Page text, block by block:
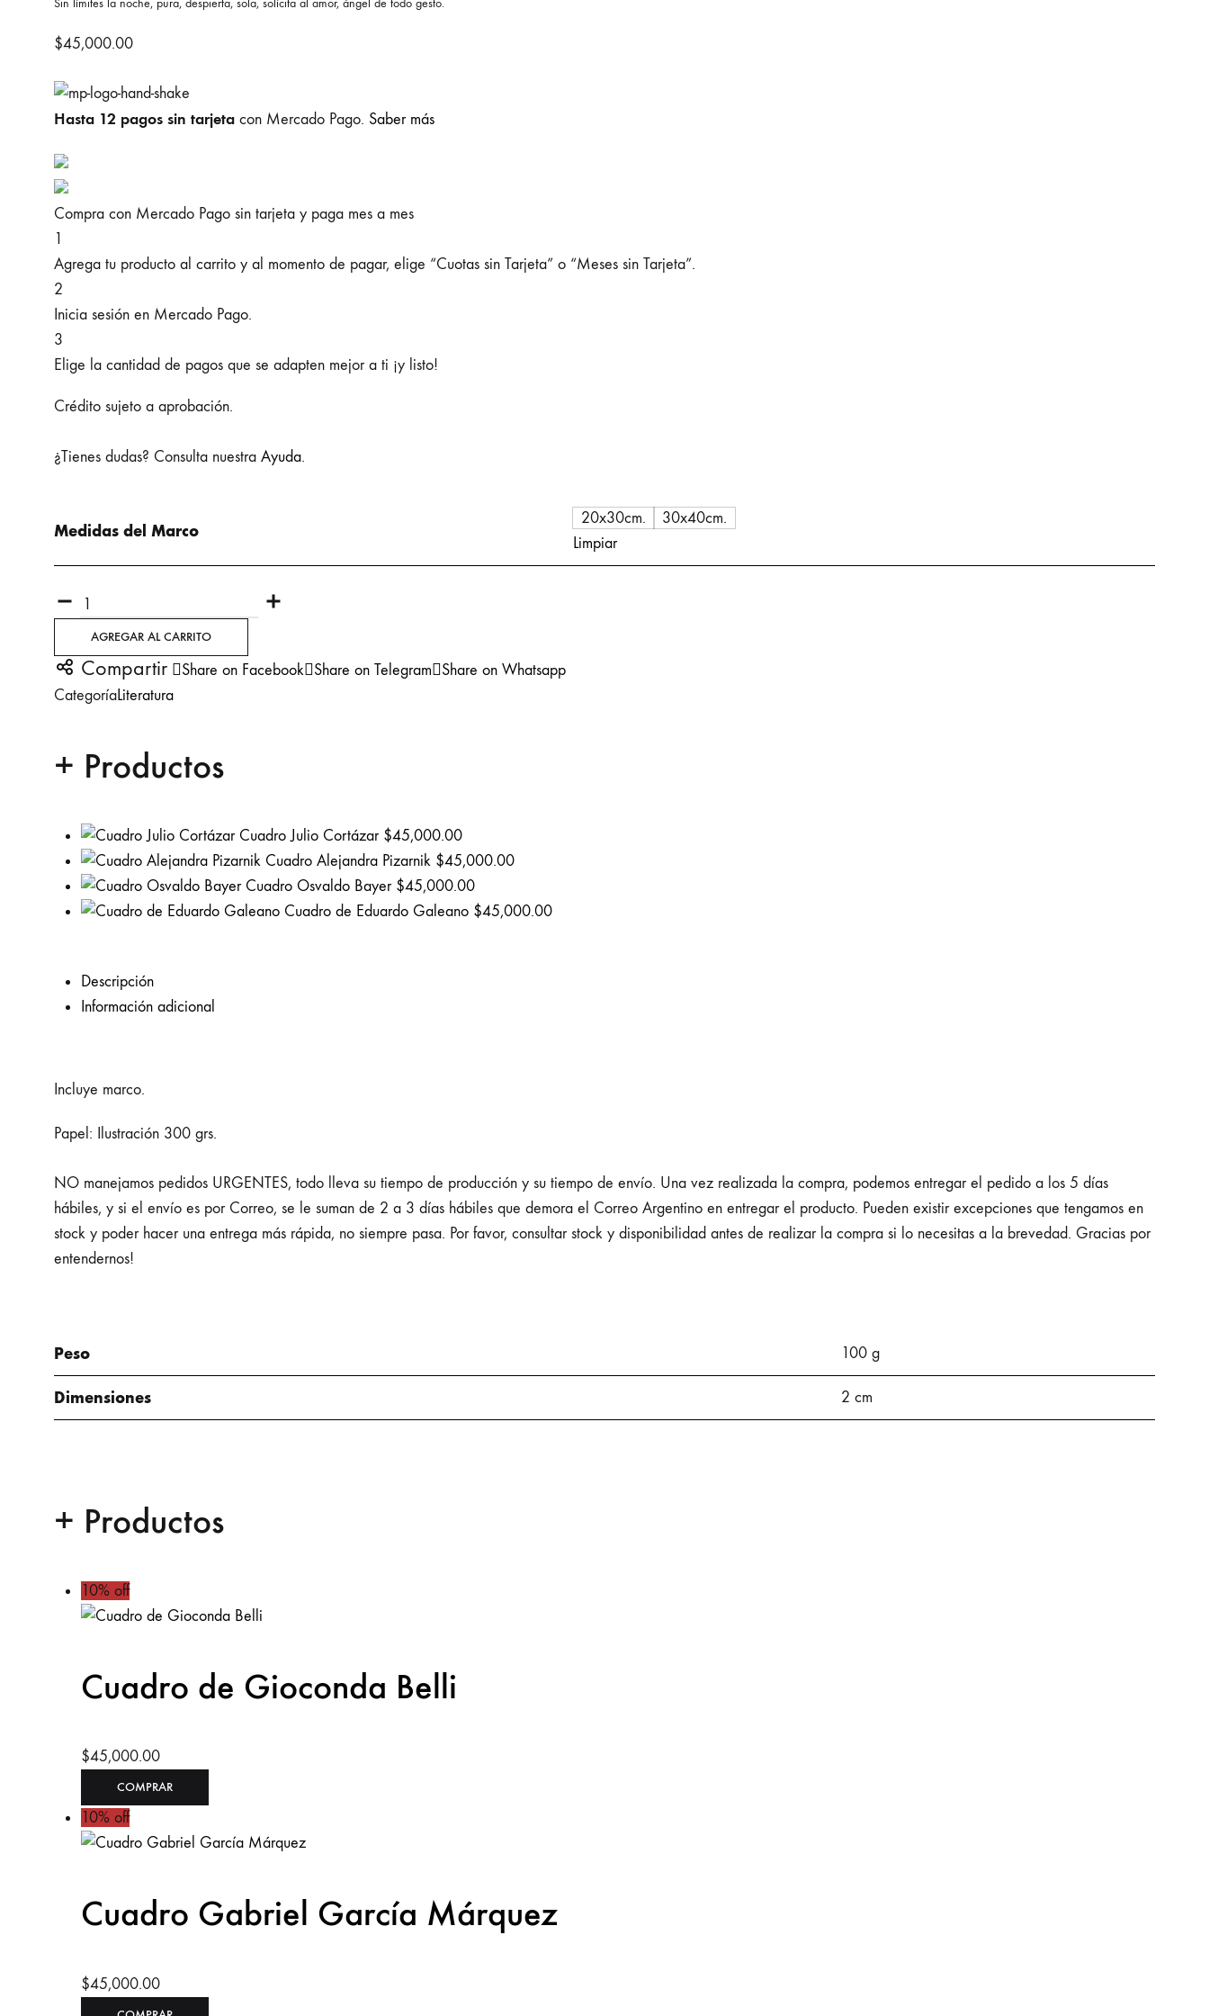
Sin límites la noche, pura, despierta, sola, solícita al amor, ángel de todo gesto.
$45,000.00
Hasta 12 pagos sin tarjeta con Mercado Pago. Saber más
Compra con Mercado Pago sin tarjeta y paga mes a mes
1
Agrega tu producto al carrito y al momento de pagar, elige “Cuotas sin Tarjeta” o “Meses sin Tarjeta”.
2
Inicia sesión en Mercado Pago.
3
Elige la cantidad de pagos que se adapten mejor a ti ¡y listo!
Crédito sujeto a aprobación.
¿Tienes dudas? Consulta nuestra Ayuda.
Medidas del Marco
20x30cm.
30x40cm.
Limpiar
Quantity
AGREGAR AL CARRITO
Compartir Share on Facebook Share on Telegram
Share on Whatsapp
CategoríaLiteratura
+ Productos
Cuadro Julio Cortázar $45,000.00
Cuadro Alejandra Pizarnik $45,000.00
Cuadro Osvaldo Bayer $45,000.00
Cuadro de Eduardo Galeano $45,000.00
Descripción
Información adicional
Incluye marco.
Papel: Ilustración 300 grs.
NO manejamos pedidos URGENTES, todo lleva su tiempo de producción y su tiempo de envío. Una vez realizada la compra, podemos entregar el pedido a los 5 días
hábiles, y si el envío es por Correo, se le suman de 2 a 3 días hábiles que demora el Correo Argentino en entregar el producto. Pueden existir excepciones que tengamos en
stock y poder hacer una entrega más rápida, no siempre pasa. Por favor, consultar stock y disponibilidad antes de realizar la compra si lo necesitas a la brevedad. Gracias por
entendernos!
Peso 100 g
Dimensiones 2 cm
+ Productos
10% off
Cuadro de Gioconda Belli
$45,000.00
COMPRAR
product
The
options
10% off
Cuadro Gabriel García Márquez
$45,000.00